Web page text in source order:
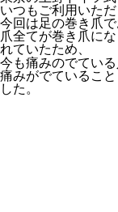
いつもご利用いた
今回は足の巻き爪で
爪全てが巻き爪に
れていたため、
今も痛みのでてい
痛みがでているこ
した。